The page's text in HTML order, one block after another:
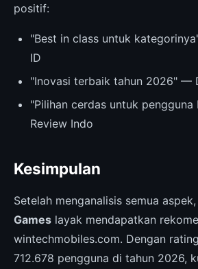
positif:
"Best in class untuk
ID
"Inovasi terbaik tahun 2026" —
"Pilihan cerdas untuk
Review Indo
Kesimpulan
Setelah menganalisis semua aspek,
Games layak mendapatkan
wintechmobiles.com. Dengan
712.678 pengguna di tahun 2026,